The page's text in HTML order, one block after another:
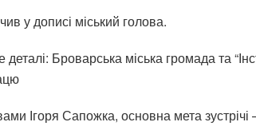
у дописі міський голова.
деталі: Броварська міська громада та
Ігоря Сапожка, основна мета